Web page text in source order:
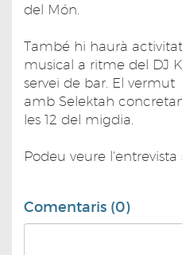
del Món.
També hi haurà
musical a ritme del DJ
servei de bar. El vermut
amb Selektah
les 12 del migdia.
Podeu veure l'entrevista
Comentaris (0)